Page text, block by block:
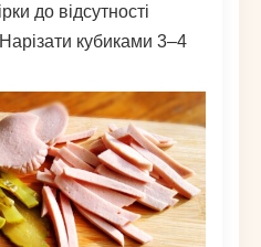
до відсутності
кубиками 3–4